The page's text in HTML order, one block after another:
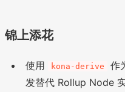
锦上添花
使用 kona-derive 作
发替代 Rollup Node 实